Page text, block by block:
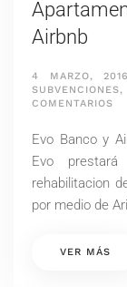
Airbnb
4 MARZO, 2016
SUBVENCIONES,
COMENTARIOS
LA
Evo Banco y
Evo
rehabilitacion
por medio de
VER MÁS